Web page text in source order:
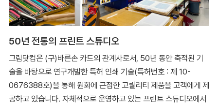
50년 전통의 프린트 스튜디오
그림닷컴은 (구)바른손 카드의 관계사로서, 50년 동안 축적된 기
술을 바탕으로 연구개발한 특허 인쇄 기술(특허번호 : 제 10-
0676388호)을 통해 원화에 근접한 고퀄리티 제품을 고객에게 제
공하고 있습니다. 자체적으로 운영하고 있는 프린트 스튜디오에서